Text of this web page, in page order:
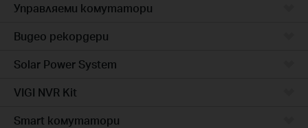
Управляеми комутатори
Видео рекордери
Solar Power System
VIGI NVR Kit
Smart комутатори